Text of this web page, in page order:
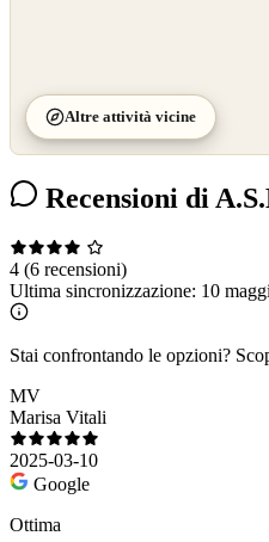
Altre attività vicine
Recensioni di
4 (6 recensioni)
Ultima sincronizzazione: 10
Stai confrontando le opzioni?
MV
Marisa Vitali
2025-03-10
Google
Ottima